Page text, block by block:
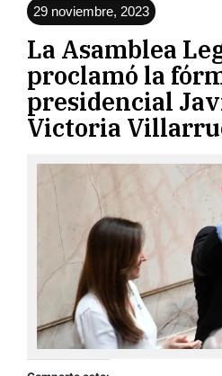
29 noviembre, 2023
La Asamblea
proclamó la
presidencial
Victoria